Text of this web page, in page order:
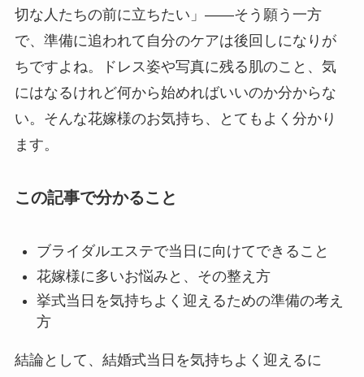
切な人たちの前に立ちたい」——そう願う一方
で、準備に追われて自分のケアは後回しになりが
ちですよね。ドレス姿や写真に残る肌のこと、気
にはなるけれど何から始めればいいのか分からな
い。そんな花嫁様のお気持ち、とてもよく分かり
ます。
この記事で分かること
ブライダルエステで当日に向けてできること
花嫁様に多いお悩みと、その整え方
挙式当日を気持ちよく迎えるための準備の考え
方
結論として、結婚式当日を気持ちよく迎えるに